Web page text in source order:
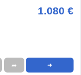
1.080 €
➦ ➜